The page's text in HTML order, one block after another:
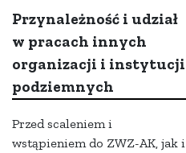
Przynależność i udział
w pracach innych
organizacji i instytucji
podziemnych
Przed scaleniem i
wstąpieniem do ZWZ-AK, jak i